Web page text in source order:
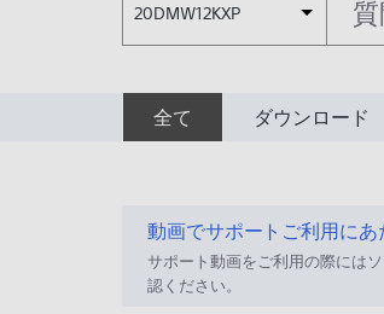
20DMW12KXP
全て ダウンロード
動画でサポートご利用に
サポート動画をご利用の際には
認ください。